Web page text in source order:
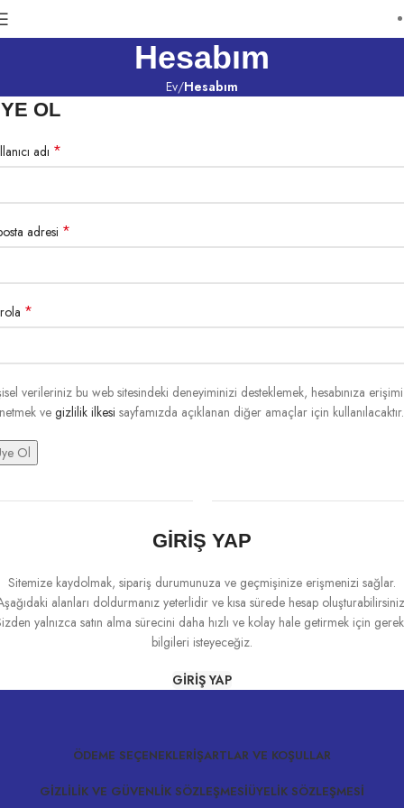
Hesabım
Ev Hesabım
OL
adı *
adresi *
*
verileriniz bu web sitesindeki deneyiminizi desteklemek, hesabınıza erişimi
ve gizlilik ilkesi sayfamızda açıklanan diğer amaçlar için kullanılacaktır.
Ol
OR
GIRIŞ YAP
Sitemize kaydolmak, sipariş durumunuza ve geçmişinize erişmenizi sağlar.
alanları doldurmanız yeterlidir ve kısa sürede hesap
yalnızca satın alma sürecini daha hızlı ve kolay hale getirmek için
bilgileri isteyeceğiz.
GIRIŞ YAP
ÖDEME SEÇENEKLERIŞARTLAR VE KOŞULLAR
GIZLILIK VE GÜVENLIK SÖZLEŞMESIÜYELIK SÖZLEŞMESI